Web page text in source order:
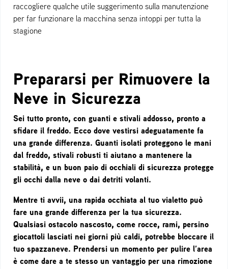
raccogliere qualche utile suggerimento sulla manutenzione
per far funzionare la macchina senza intoppi per tutta la
stagione
Prepararsi per Rimuovere la
Neve in Sicurezza
Sei tutto pronto, con guanti e stivali addosso, pronto a
sfidare il freddo. Ecco dove vestirsi adeguatamente fa
una grande differenza. Guanti isolati proteggono le mani
dal freddo, stivali robusti ti aiutano a mantenere la
stabilità, e un buon paio di occhiali di sicurezza protegge
gli occhi dalla neve o dai detriti volanti.
Mentre ti avvii, una rapida occhiata al tuo vialetto può
fare una grande differenza per la tua sicurezza.
Qualsiasi ostacolo nascosto, come rocce, rami, persino
giocattoli lasciati nei giorni più caldi, potrebbe bloccare il
tuo spazzaneve. Prendersi un momento per pulire l’area
è come dare a te stesso un vantaggio per una rimozione